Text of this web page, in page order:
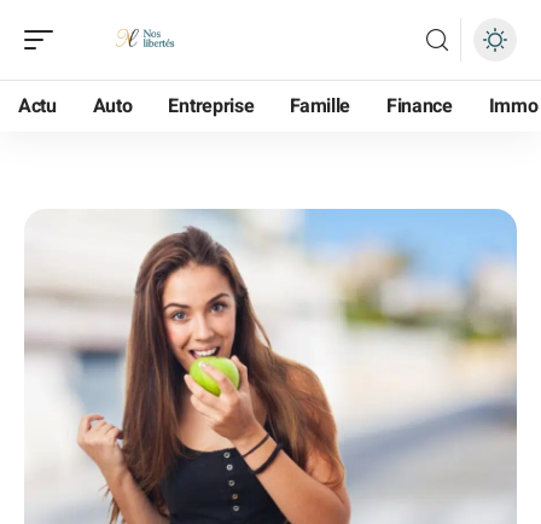
Actu Auto Entreprise Famille Finance Immo